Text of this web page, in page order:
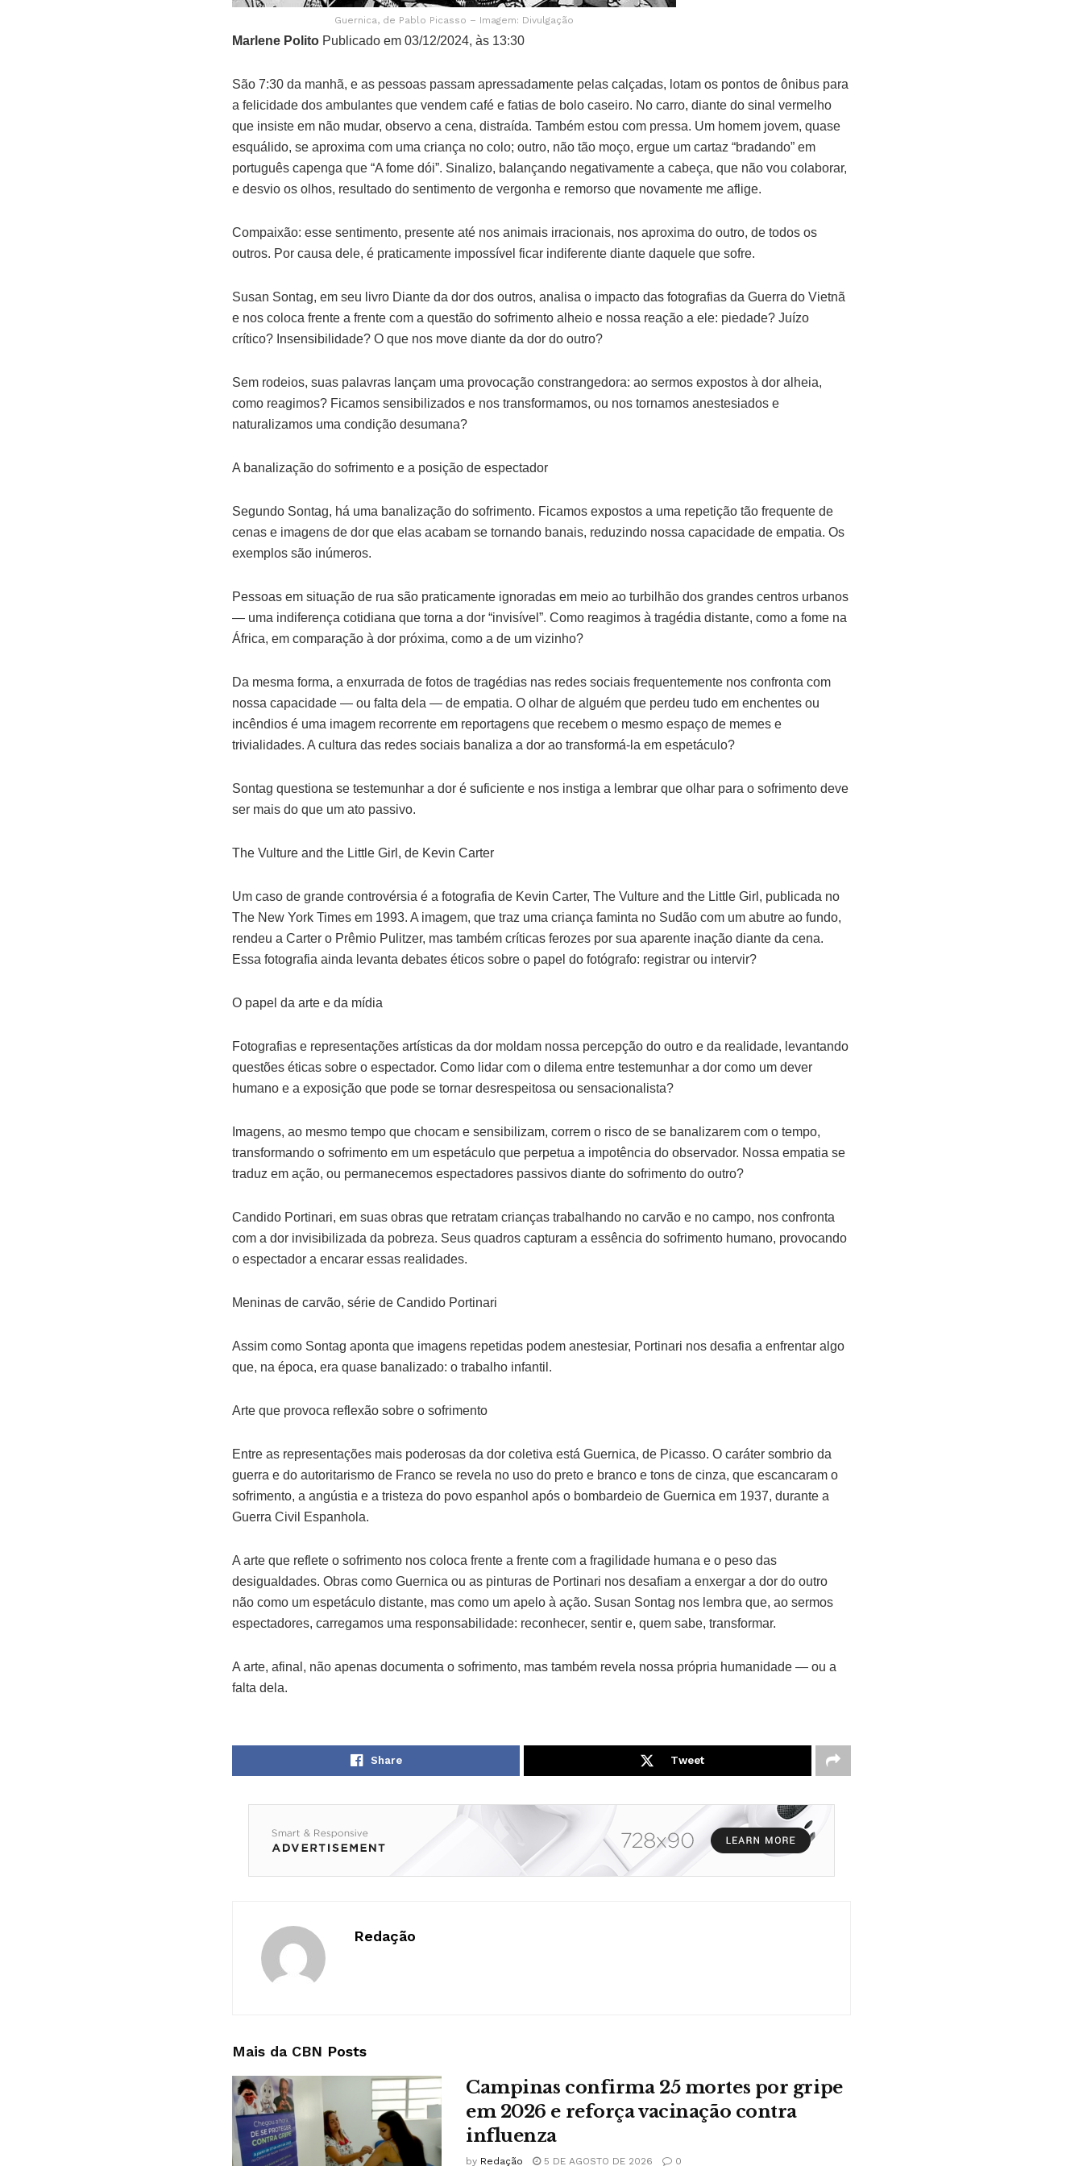
Guernica, de Pablo Picasso – Imagem: Divulgação
Marlene Polito Publicado em 03/12/2024, às 13:30
São 7:30 da manhã, e as pessoas passam apressadamente pelas calçadas, lotam os pontos de ônibus para
a felicidade dos ambulantes que vendem café e fatias de bolo caseiro. No carro, diante do sinal vermelho
que insiste em não mudar, observo a cena, distraída. Também estou com pressa. Um homem jovem, quase
esquálido, se aproxima com uma criança no colo; outro, não tão moço, ergue um cartaz “bradando” em
português capenga que “A fome dói”. Sinalizo, balançando negativamente a cabeça, que não vou colaborar,
e desvio os olhos, resultado do sentimento de vergonha e remorso que novamente me aflige.
Compaixão: esse sentimento, presente até nos animais irracionais, nos aproxima do outro, de todos os
outros. Por causa dele, é praticamente impossível ficar indiferente diante daquele que sofre.
Susan Sontag, em seu livro Diante da dor dos outros, analisa o impacto das fotografias da Guerra do Vietnã
e nos coloca frente a frente com a questão do sofrimento alheio e nossa reação a ele: piedade? Juízo
crítico? Insensibilidade? O que nos move diante da dor do outro?
Sem rodeios, suas palavras lançam uma provocação constrangedora: ao sermos expostos à dor alheia,
como reagimos? Ficamos sensibilizados e nos transformamos, ou nos tornamos anestesiados e
naturalizamos uma condição desumana?
A banalização do sofrimento e a posição de espectador
Segundo Sontag, há uma banalização do sofrimento. Ficamos expostos a uma repetição tão frequente de
cenas e imagens de dor que elas acabam se tornando banais, reduzindo nossa capacidade de empatia. Os
exemplos são inúmeros.
Pessoas em situação de rua são praticamente ignoradas em meio ao turbilhão dos grandes centros urbanos
— uma indiferença cotidiana que torna a dor “invisível”. Como reagimos à tragédia distante, como a fome na
África, em comparação à dor próxima, como a de um vizinho?
Da mesma forma, a enxurrada de fotos de tragédias nas redes sociais frequentemente nos confronta com
nossa capacidade — ou falta dela — de empatia. O olhar de alguém que perdeu tudo em enchentes ou
incêndios é uma imagem recorrente em reportagens que recebem o mesmo espaço de memes e
trivialidades. A cultura das redes sociais banaliza a dor ao transformá-la em espetáculo?
Sontag questiona se testemunhar a dor é suficiente e nos instiga a lembrar que olhar para o sofrimento deve
ser mais do que um ato passivo.
The Vulture and the Little Girl, de Kevin Carter
Um caso de grande controvérsia é a fotografia de Kevin Carter, The Vulture and the Little Girl, publicada no
The New York Times em 1993. A imagem, que traz uma criança faminta no Sudão com um abutre ao fundo,
rendeu a Carter o Prêmio Pulitzer, mas também críticas ferozes por sua aparente inação diante da cena.
Essa fotografia ainda levanta debates éticos sobre o papel do fotógrafo: registrar ou intervir?
O papel da arte e da mídia
Fotografias e representações artísticas da dor moldam nossa percepção do outro e da realidade, levantando
questões éticas sobre o espectador. Como lidar com o dilema entre testemunhar a dor como um dever
humano e a exposição que pode se tornar desrespeitosa ou sensacionalista?
Imagens, ao mesmo tempo que chocam e sensibilizam, correm o risco de se banalizarem com o tempo,
transformando o sofrimento em um espetáculo que perpetua a impotência do observador. Nossa empatia se
traduz em ação, ou permanecemos espectadores passivos diante do sofrimento do outro?
Candido Portinari, em suas obras que retratam crianças trabalhando no carvão e no campo, nos confronta
com a dor invisibilizada da pobreza. Seus quadros capturam a essência do sofrimento humano, provocando
o espectador a encarar essas realidades.
Meninas de carvão, série de Candido Portinari
Assim como Sontag aponta que imagens repetidas podem anestesiar, Portinari nos desafia a enfrentar algo
que, na época, era quase banalizado: o trabalho infantil.
Arte que provoca reflexão sobre o sofrimento
Entre as representações mais poderosas da dor coletiva está Guernica, de Picasso. O caráter sombrio da
guerra e do autoritarismo de Franco se revela no uso do preto e branco e tons de cinza, que escancaram o
sofrimento, a angústia e a tristeza do povo espanhol após o bombardeio de Guernica em 1937, durante a
Guerra Civil Espanhola.
A arte que reflete o sofrimento nos coloca frente a frente com a fragilidade humana e o peso das
desigualdades. Obras como Guernica ou as pinturas de Portinari nos desafiam a enxergar a dor do outro
não como um espetáculo distante, mas como um apelo à ação. Susan Sontag nos lembra que, ao sermos
espectadores, carregamos uma responsabilidade: reconhecer, sentir e, quem sabe, transformar.
A arte, afinal, não apenas documenta o sofrimento, mas também revela nossa própria humanidade — ou a
falta dela.
Share Tweet
Redação
Mais da CBN Posts
Campinas confirma 25 mortes por gripe
em 2026 e reforça vacinação contra
influenza
by Redação 5 DE AGOSTO DE 2026 0